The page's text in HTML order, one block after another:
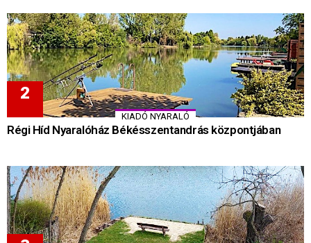
KIADÓ NYARALÓ
Régi Híd Nyaralóház Békésszentandrás központjában